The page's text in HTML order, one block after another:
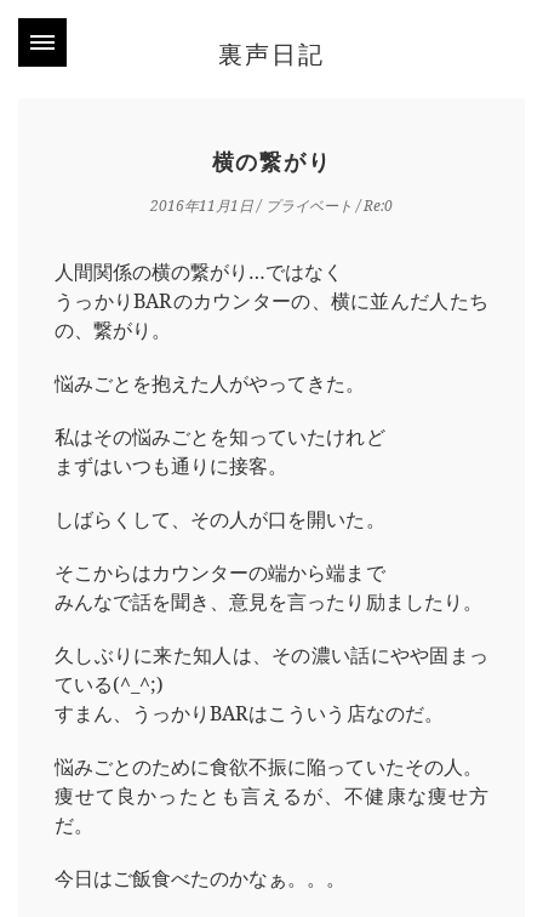
裏声日記
横の繋がり
2016年11月1日/ プライベート / Re:0
人間関係の横の繋がり…ではなく
うっかりBARのカウンターの、横に並んだ人たち
の、繋がり。
悩みごとを抱えた人がやってきた。
私はその悩みごとを知っていたけれど
まずはいつも通りに接客。
しばらくして、その人が口を開いた。
そこからはカウンターの端から端まで
みんなで話を聞き、意見を言ったり励ましたり。
久しぶりに来た知人は、その濃い話にやや固まっ
ている(^_^;)
すまん、うっかりBARはこういう店なのだ。
悩みごとのために食欲不振に陥っていたその人。
痩せて良かったとも言えるが、不健康な痩せ方
だ。
今日はご飯食べたのかなぁ。。。